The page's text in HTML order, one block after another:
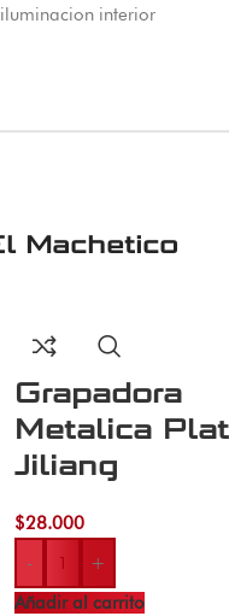
iluminacion interior
Machetico
Grapadora
Metalica
Jiliang
$28.000
-
+
Añadir al carrito